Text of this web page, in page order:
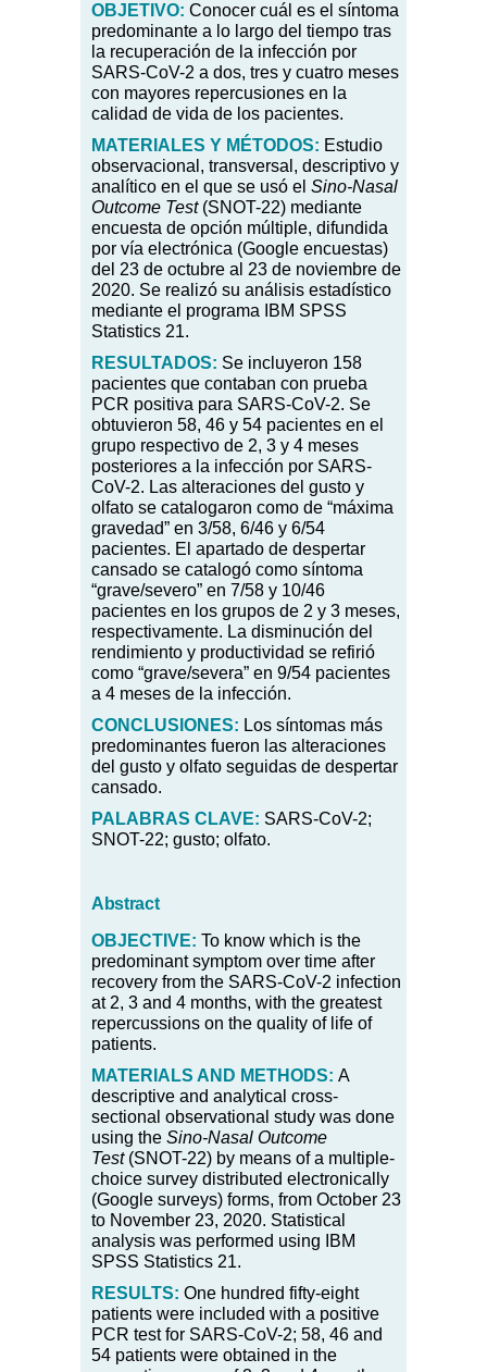
OBJETIVO: Conocer cuál es el síntoma
predominante a lo largo del tiempo tras
la recuperación de la infección por
SARS-CoV-2 a dos, tres y cuatro meses
con mayores repercusiones en la
calidad de vida de los pacientes.
MATERIALES Y MÉTODOS: Estudio
observacional, transversal, descriptivo y
analítico en el que se usó el Sino-Nasal
Outcome Test(SNOT-22) mediante
encuesta de opción múltiple, difundida
por vía electrónica (Google encuestas)
del 23 de octubre al 23 de noviembre de
2020. Se realizó su análisis estadístico
mediante el programa IBM SPSS
Statistics 21.
RESULTADOS: Se incluyeron 158
pacientes que contaban con prueba
PCR positiva para SARS-CoV-2. Se
obtuvieron 58, 46 y 54 pacientes en el
grupo respectivo de 2, 3 y 4 meses
posteriores a la infección por SARS-
CoV-2. Las alteraciones del gusto y
olfato se catalogaron como de “máxima
gravedad” en 3/58, 6/46 y 6/54
pacientes. El apartado de despertar
cansado se catalogó como síntoma
“grave/severo” en 7/58 y 10/46
pacientes en los grupos de 2 y 3 meses,
respectivamente. La disminución del
rendimiento y productividad se refirió
como “grave/severa” en 9/54 pacientes
a 4 meses de la infección.
CONCLUSIONES: Los síntomas más
predominantes fueron las alteraciones
del gusto y olfato seguidas de despertar
cansado.
PALABRAS CLAVE: SARS-CoV-2;
SNOT-22; gusto; olfato.
Abstract
OBJECTIVE: To know which is the
predominant symptom over time after
recovery from the SARS-CoV-2 infection
at 2, 3 and 4 months, with the greatest
repercussions on the quality of life of
patients.
MATERIALS AND METHODS: A
descriptive and analytical cross-
sectional observational study was done
using the Sino-Nasal Outcome
Test(SNOT-22) by means of a multiple-
choice survey distributed electronically
(Google surveys) forms, from October 23
to November 23, 2020. Statistical
analysis was performed using IBM
SPSS Statistics 21.
RESULTS: One hundred fifty-eight
patients were included with a positive
PCR test for SARS-CoV-2; 58, 46 and
54 patients were obtained in the